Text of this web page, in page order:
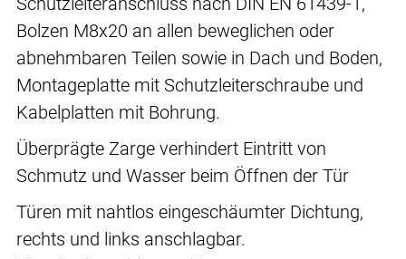
Bolzen M8x20 an allen beweglichen oder
abnehmbaren Teilen sowie in Dach und Boden,
Montageplatte mit Schutzleiterschraube und
Kabelplatten mit Bohrung.
Überprägte Zarge verhindert Eintritt von
Schmutz und Wasser beim Öffnen der Tür
Türen mit nahtlos eingeschäumter Dichtung,
rechts und links anschlagbar.